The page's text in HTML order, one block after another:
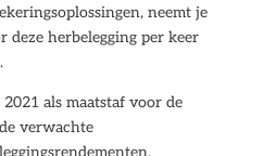
neemt je
deze herbelegging per keer
als maatstaf voor de
verwachte